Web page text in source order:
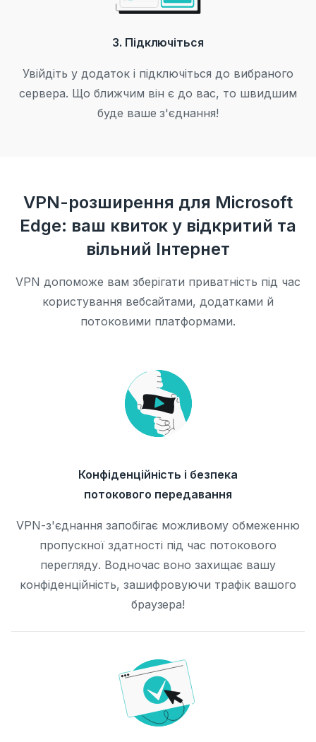
3. Підключіться
Увійдіть у додаток і підключіться до вибраного
сервера. Що ближчим він є до вас, то швидшим
буде ваше з'єднання!
VPN-розширення для Microsoft
Edge: ваш квиток у відкритий та
вільний Інтернет
VPN допоможе вам зберігати приватність під час
користування вебсайтами, додатками й
потоковими платформами.
Конфіденційність і безпека
потокового передавання
VPN-з'єднання запобігає можливому обмеженню
пропускної здатності під час потокового
перегляду. Водночас воно захищає вашу
конфіденційність, зашифровуючи трафік вашого
браузера!